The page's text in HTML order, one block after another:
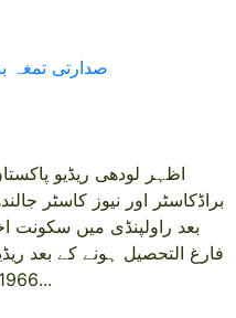
صدارتی تمغہ
اظہر لودھی ریڈیو
براڈکاسٹر اور نیوز کاسٹر
بعد راولپنڈی میں سکونت
فارغ التحصیل ہونے کے بعد
1966ء سے پاکستان ٹیلی وژن سے خبریں...